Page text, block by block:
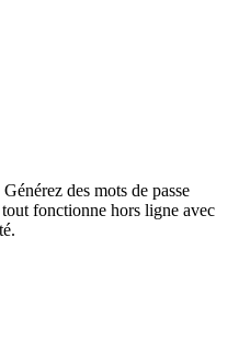
des mots de passe
fonctionne hors ligne avec